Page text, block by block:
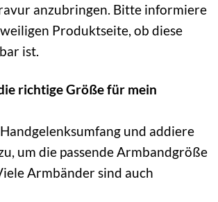
anzubringen. Bitte informiere
Produktseite, ob diese
ist.
richtige Größe für mein
und addiere
um die passende Armbandgröße
Armbänder sind auch